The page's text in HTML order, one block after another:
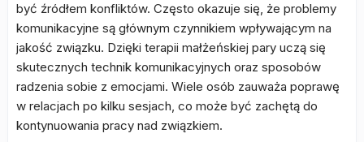
być źródłem konfliktów. Często okazuje się, że problemy
komunikacyjne są głównym czynnikiem wpływającym na
jakość związku. Dzięki terapii małżeńskiej pary uczą się
skutecznych technik komunikacyjnych oraz sposobów
radzenia sobie z emocjami. Wiele osób zauważa poprawę
w relacjach po kilku sesjach, co może być zachętą do
kontynuowania pracy nad związkiem.